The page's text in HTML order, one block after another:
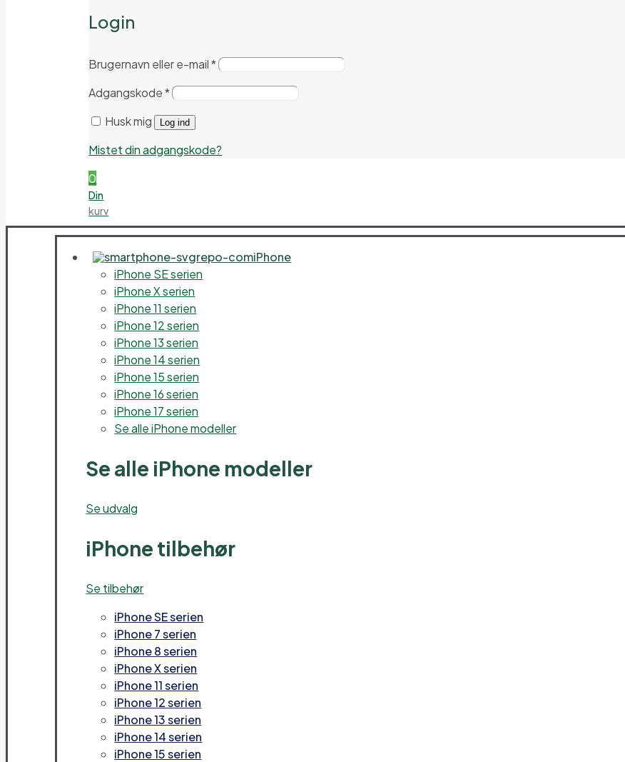
Login
Brugernavn eller e-mail*
Adgangskode*
Husk mig
Log ind
Mistet din adgangskode?
0
Din
kurv
iPhone
iPhone SE serien
iPhone X serien
iPhone 11 serien
iPhone 12 serien
iPhone 13 serien
iPhone 14 serien
iPhone 15 serien
iPhone 16 serien
iPhone 17 serien
Se alle iPhone modeller
Se alle iPhone modeller
Se udvalg
iPhone tilbehør
Se tilbehør
iPhone SE serien
iPhone 7 serien
iPhone 8 serien
iPhone X serien
iPhone 11 serien
iPhone 12 serien
iPhone 13 serien
iPhone 14 serien
iPhone 15 serien